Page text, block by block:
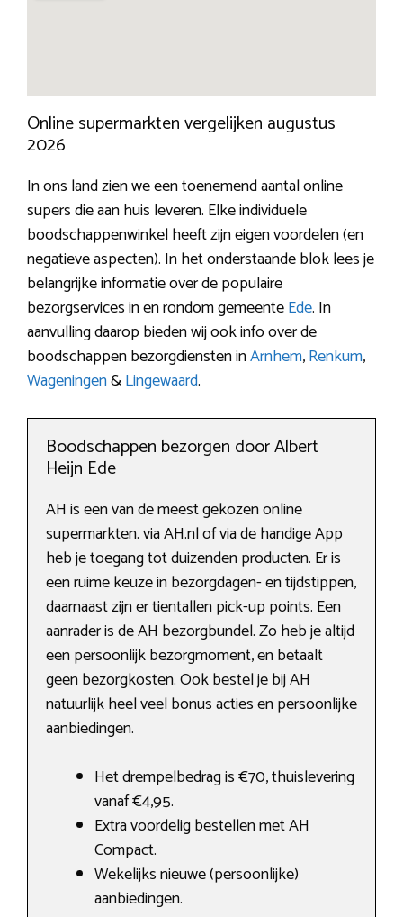
Online supermarkten vergelijken augustus
2026
In ons land zien we een toenemend aantal online
supers die aan huis leveren. Elke individuele
boodschappenwinkel heeft zijn eigen voordelen (en
negatieve aspecten). In het onderstaande blok lees je
belangrijke informatie over de populaire
bezorgservices in en rondom gemeenteEde. In
aanvulling daarop bieden wij ook info over de
boodschappen bezorgdiensten inArnhem,Renkum,
Wageningen&Lingewaard.
Boodschappen bezorgen door Albert
Heijn Ede
AH is een van de meest gekozen online
supermarkten. via AH.nl of via de handige App
heb je toegang tot duizenden producten. Er is
een ruime keuze in bezorgdagen- en tijdstippen,
daarnaast zijn er tientallen pick-up points. Een
aanrader is de AH bezorgbundel. Zo heb je altijd
een persoonlijk bezorgmoment, en betaalt
geen bezorgkosten. Ook bestel je bij AH
natuurlijk heel veel bonus acties en persoonlijke
aanbiedingen.
Het drempelbedrag is €70, thuislevering
vanaf €4,95.
Extra voordelig bestellen met AH
Compact.
Wekelijks nieuwe (persoonlijke)
aanbiedingen.